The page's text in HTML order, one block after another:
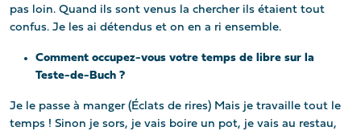
pas loin. Quand ils sont venus la chercher ils étaient tout
confus. Je les ai détendus et on en a ri ensemble.
Comment occupez-vous votre temps de libre sur la
Teste-de-Buch ?
Je le passe à manger (Éclats de rires) Mais je travaille tout le
temps ! Sinon je sors, je vais boire un pot, je vais au restau,